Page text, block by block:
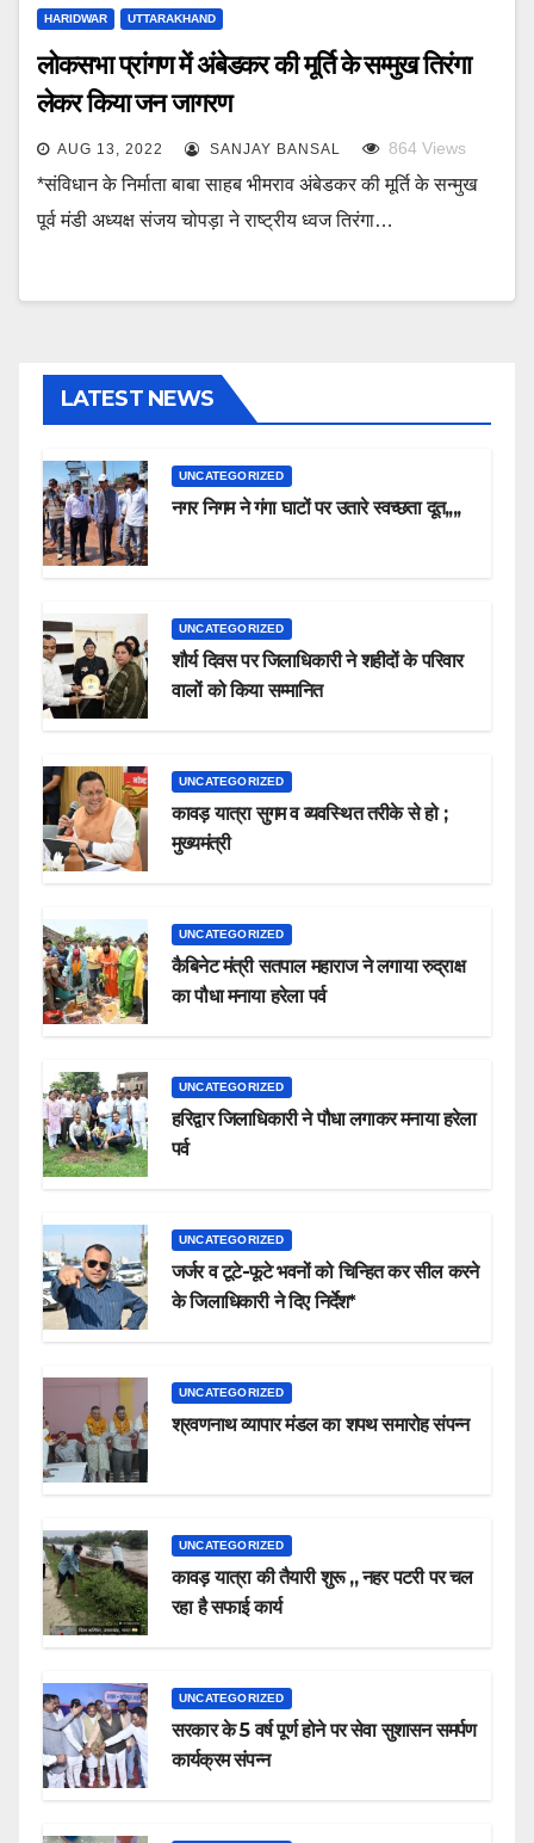
HARIDWAR UTTARAKHAND
लोकसभा प्रांगण में अंबेडकर की मूर्ति के सम्मुख तिरंगा
लेकर किया जन जागरण
AUG 13, 2022 SANJAY BANSAL 864 Views
*संविधान के निर्माता बाबा साहब भीमराव अंबेडकर की मूर्ति के सन्मुख
पूर्व मंडी अध्यक्ष संजय चोपड़ा ने राष्ट्रीय ध्वज तिरंगा…
LATEST NEWS
UNCATEGORIZED
नगर निगम ने गंगा घाटों पर उतारे स्वच्छता दूत,,,,
UNCATEGORIZED
शौर्य दिवस पर जिलाधिकारी ने शहीदों के परिवार
वालों को किया सम्मानित
UNCATEGORIZED
कावड़ यात्रा सुगम व व्यवस्थित तरीके से हो ;
मुख्यमंत्री
UNCATEGORIZED
कैबिनेट मंत्री सतपाल महाराज ने लगाया रुद्राक्ष
का पौधा मनाया हरेला पर्व
UNCATEGORIZED
हरिद्वार जिलाधिकारी ने पौधा लगाकर मनाया हरेला
पर्व
UNCATEGORIZED
जर्जर व टूटे-फूटे भवनों को चिन्हित कर सील करने
के जिलाधिकारी ने दिए निर्देश*
UNCATEGORIZED
श्रवणनाथ व्यापार मंडल का शपथ समारोह संपन्न
UNCATEGORIZED
कावड़ यात्रा की तैयारी शुरू ,, नहर पटरी पर चल
रहा है सफाई कार्य
UNCATEGORIZED
सरकार के 5 वर्ष पूर्ण होने पर सेवा सुशासन समर्पण
कार्यक्रम संपन्न